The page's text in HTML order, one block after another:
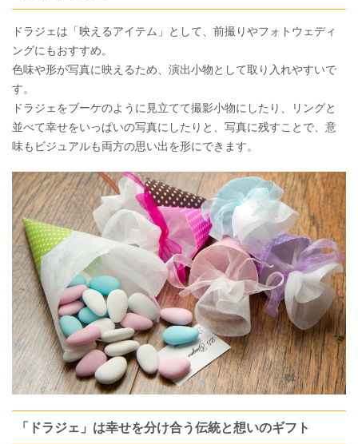
ドラジェは「映えるアイテム」として、前撮りやフォトウェディ
ングにもおすすめ。
色味や形が写真に映えるため、演出小物として取り入れやすいで
す。
ドラジェをブーケのように見立てて撮影小物にしたり、リングと
並べて幸せをいっぱいの写真にしたりと、写真に残すことで、意
味もビジュアルも両方の思い出を形にできます。
「ドラジェ」は幸せを分け合う伝統と想いのギフト